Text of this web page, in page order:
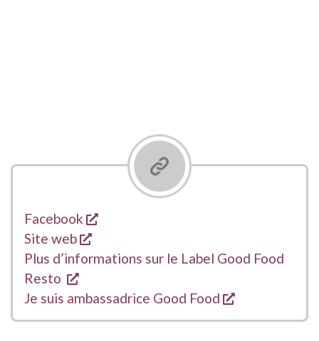
Liens
Facebook
s'ouvre dans une nouvelle fenêtre
Site web
s'ouvre dans une nouvelle fenêtre
Plus d’informations sur le Label Good Food
Resto
s'ouvre dans une nouvelle fenêtre
Je suis ambassadrice Good Food
s'ouvre dans